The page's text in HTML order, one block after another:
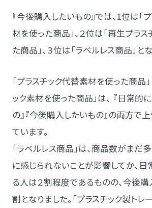
『今後購入したいもの』では、1位は「
材を使った商品」、２位は「再生プラ
た商品」、３位は「ラベルレス商品」と
「プラスチック代替素材を使った商品
ック素材を使った商品」は、 『日常的
の』『今後購入したいもの』の両方で
ています。
「ラベルレス商品」は、商品数がまだ
に感じられないことが影響してか、
る人は２割程度であるものの、今後
割となりました。「プラスチック製ト